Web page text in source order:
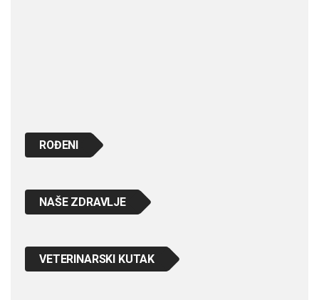
ROĐENI
NAŠE ZDRAVLJE
VETERINARSKI KUTAK